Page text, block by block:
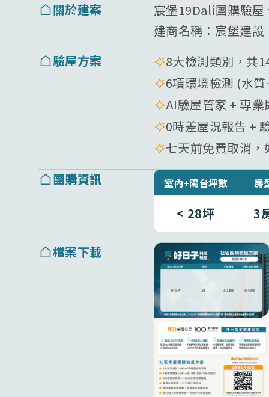
關於建案
宸堡19Dali團購驗屋
建商名稱： 宸堡建設
驗屋方案
8大檢測類別，共
6項環境檢測 (水
AI驗屋管家 + 專
0時差屋況報告 +
七天前免費取消
團購資訊
室內+陽台坪數 房
< 28坪 3
檔案下載